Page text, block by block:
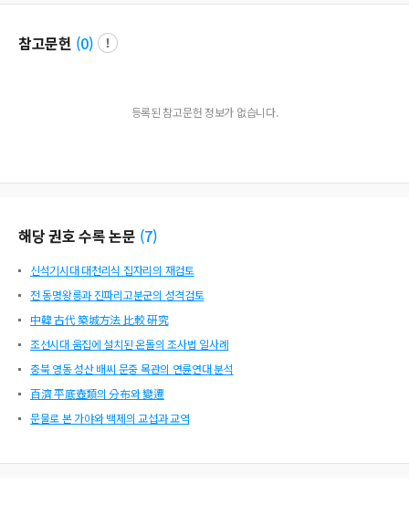
참고문헌 (0)
등록된 참고문헌 정보가 없습니다.
해당 권호 수록 논문 (7)
신석기시대 대천리식 집자리의 재검토
전 동명왕릉과 진파리고분군의 성격검토
中韓 古代 築城方法 比較 硏究
조선시대 움집에 설치된 온돌의 조사법 일사례
충북 영동 성산 배씨 문중 목관의 연륜연대 분석
百濟 平底壺類의 分布와 變遷
문물로 본 가야와 백제의 교섭과 교역